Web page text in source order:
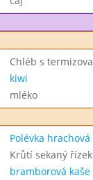
Chléb s
kiwi
mléko
Polévka hrachová
Krůtí sekaný řízek
bramborová kaše